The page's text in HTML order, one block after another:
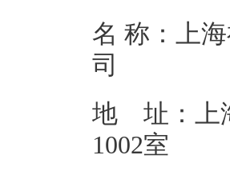
名 称：上
地 址：上